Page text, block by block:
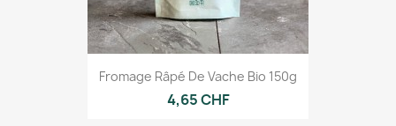
Fromage Râpé De Vache Bio 150g
4,65 CHF